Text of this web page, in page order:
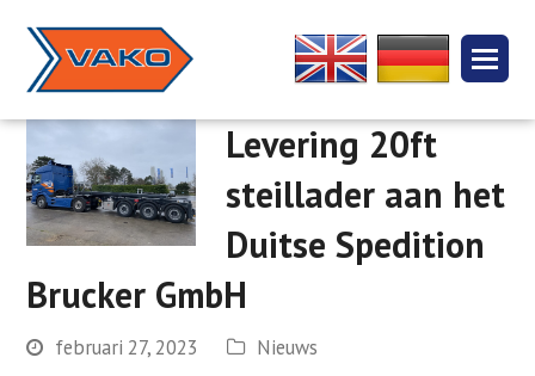
Levering 20ft
steillader aan het
Duitse Spedition
Brucker GmbH
februari 27, 2023 Nieuws